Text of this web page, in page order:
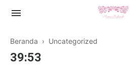
Beranda › Uncategorized
39:53